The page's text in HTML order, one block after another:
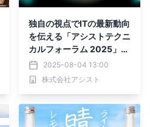
独自の視点でITの最新動向
を伝える「アシストテクニ
カルフォーラム 2025」を
10月20日より開催
2025-08-04 13:00
株式会社アシスト